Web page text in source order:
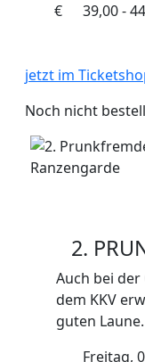
€ 39,00 -
jetzt im
Noch nicht
2.
Auch bei der
dem KKV
guten Laune.
Freitag,